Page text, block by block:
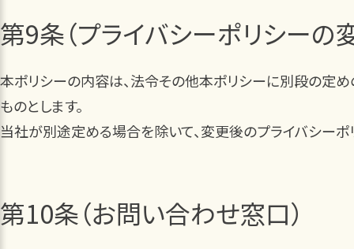
第9条（プライバシーポリシーの
本ポリシーの内容は、法令その他本ポリシーに別段の定め
ものとします。
当社が別途定める場合を除いて、変更後のプライバシーポ
第10条（お問い合わせ窓口）